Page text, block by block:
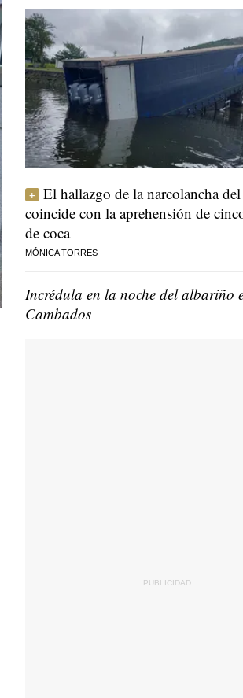
El hallazgo de la narcolancha
coincide con la aprehensión de
de coca
MÓNICA TORRES
Incrédula en la noche del albariño
Cambados